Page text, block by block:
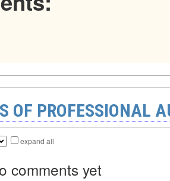
OF PROFESSIONAL
expand all
comments yet